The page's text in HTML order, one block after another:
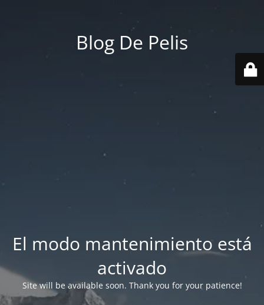
Blog De Pelis
El modo mantenimiento está
activado
Site will be available soon. Thank you for your patience!